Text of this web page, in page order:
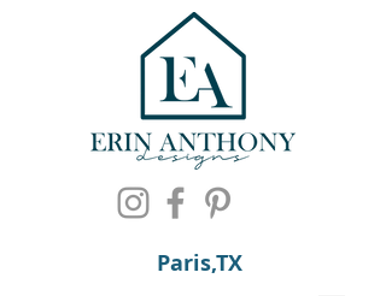
Paris,TX